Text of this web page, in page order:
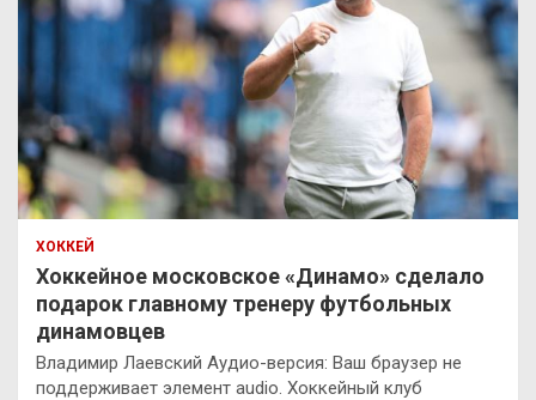
ХОККЕЙ
Хоккейное московское «Динамо» сделало
подарок главному тренеру футбольных
динамовцев
Владимир Лаевский Аудио-версия: Ваш браузер не
поддерживает элемент audio. Хоккейный клуб